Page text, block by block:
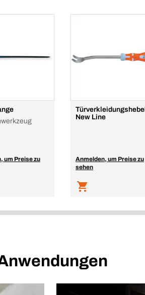
um Preise zu
Türverkleidungshebel
New Line
Anmelden, um Preise zu
sehen